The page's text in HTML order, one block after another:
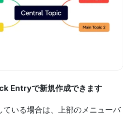
Entryで新規作成できます
いる場合は、上部のメニューバ